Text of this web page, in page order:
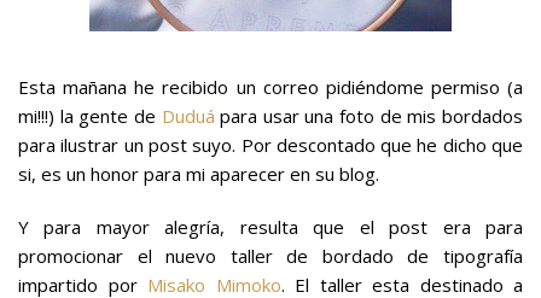
Esta mañana he recibido un correo pidiéndome permiso (a
mi!!!) la gente de Duduá para usar una foto de mis bordados
para ilustrar un post suyo. Por descontado que he dicho que
si, es un honor para mi aparecer en su blog.
Y para mayor alegría, resulta que el post era para
promocionar el nuevo taller de bordado de tipografía
impartido por Misako Mimoko. El taller esta destinado a